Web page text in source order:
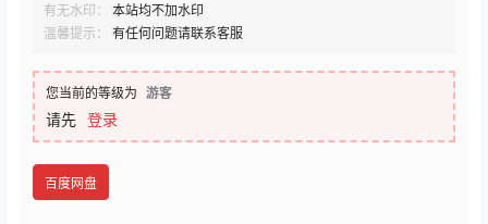
有无水印：
本站均不加水印
温馨提示：
有任何问题请联系客服
您当前的等级为 游客
请先 登录
百度网盘